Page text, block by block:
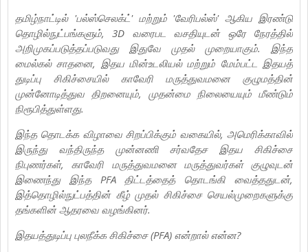
தமிழ்நாட்டில் 'பல்ஸ்செலக்ட்' மற்றும் 'வேரிபல்ஸ்' ஆகிய இரண்டு
தொழில்நுட்பங்களும், 3D வரைபட வசதியுடன் ஒரே நேரத்தில்
அறிமுகப்படுத்தப்படுவது இதுவே முதல் முறையாகும். இந்த
மைல்கல் சாதனை, இதய மின்உடலியல் மற்றும் மேம்பட்ட இதயத்
துடிப்பு சிகிச்சையில் காவேரி மருத்துவமனை குழுமத்தின்
முன்னோடித்துவ திறனையும், முதன்மை நிலையையும் மீண்டும்
நிரூபித்துள்ளது.
இந்த தொடக்க விழாவை சிறப்பிக்கும் வகையில், அமெரிக்காவில்
இருந்து வந்திருந்த முன்னணி சர்வதேச இதய சிகிச்சை
நிபுணர்கள், காவேரி மருத்துவமனை மருத்துவர்கள் குழுவுடன்
இணைந்து இந்த PFA திட்டத்தைத் தொடங்கி வைத்ததுடன்,
இத்தொழில்நுட்பத்தின் கீழ் முதல் சிகிச்சை செயல்முறைகளுக்கு
தங்களின் ஆதரவை வழங்கினர்.
இதயத்துடிப்பு புலநீக்க சிகிச்சை (PFA) என்றால் என்ன?